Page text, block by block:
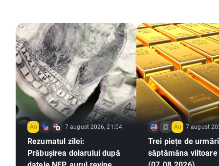
7 august 2026, 21:04
Rezumatul zilei:
Prăbușirea dolarului după
7 august
Trei piețe de
săptămâna viitoare